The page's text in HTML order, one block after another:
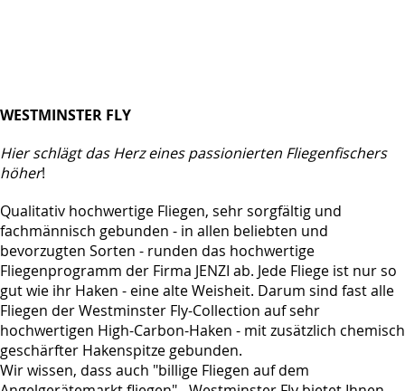
WESTMINSTER FLY
Hier schlägt das Herz eines passionierten Fliegenfischers
höher!
Qualitativ hochwertige Fliegen, sehr sorgfältig und
fachmännisch gebunden - in allen beliebten und
bevorzugten Sorten - runden das hochwertige
Fliegenprogramm der Firma JENZI ab. Jede Fliege ist nur so
gut wie ihr Haken - eine alte Weisheit. Darum sind fast alle
Fliegen der Westminster Fly-Collection auf sehr
hochwertigen High-Carbon-Haken - mit zusätzlich chemisch
geschärfter Hakenspitze gebunden.
Wir wissen, dass auch "billige Fliegen auf dem